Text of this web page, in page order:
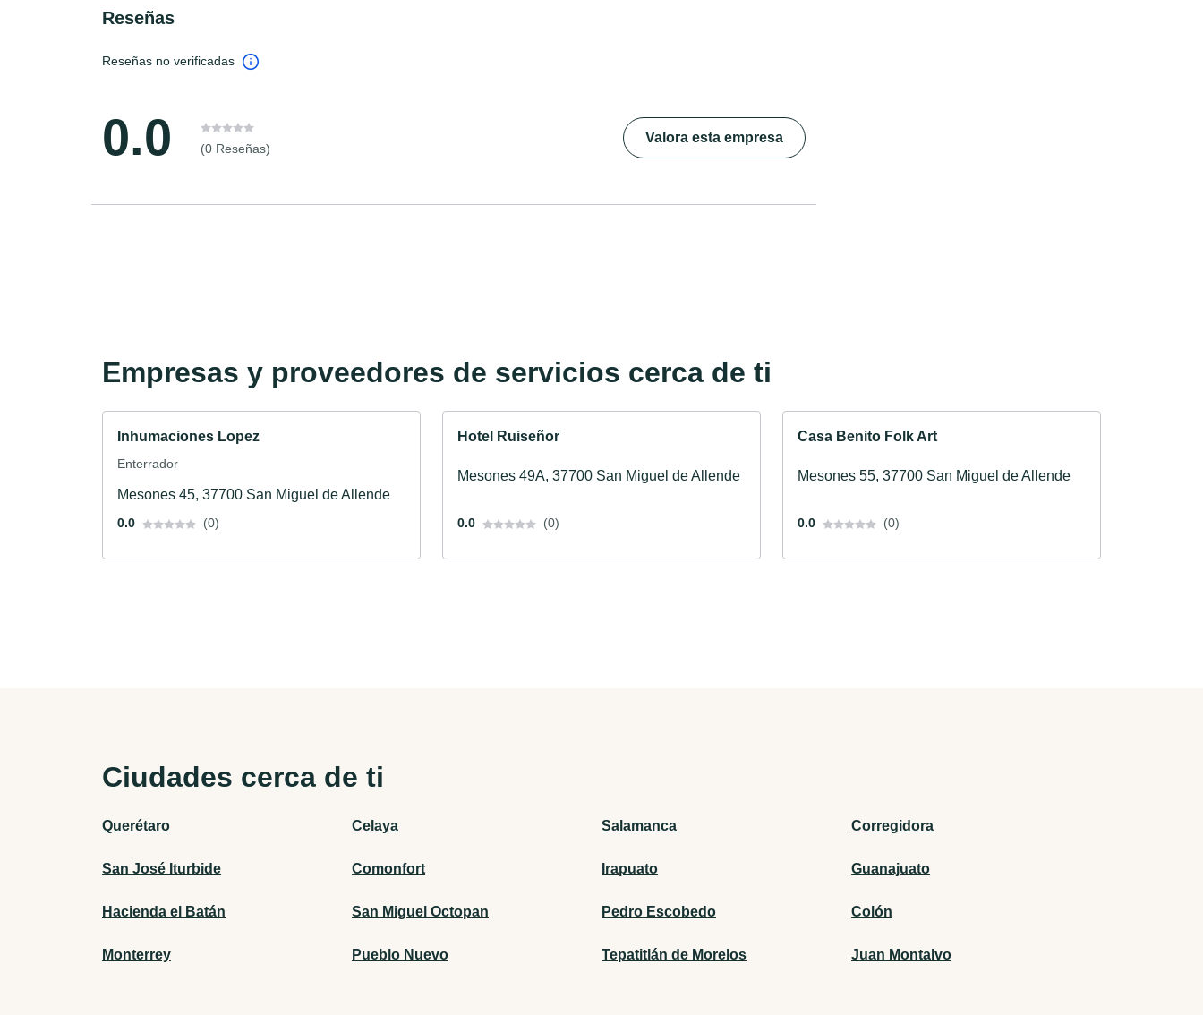
Reseñas
Reseñas no verificadas
0.0 (0 Reseñas)
Valora esta empresa
Empresas y proveedores de servicios cerca de ti
Inhumaciones Lopez
Enterrador
Mesones 45, 37700 San Miguel de Allende
0.0 (0)
Hotel Ruiseñor
Mesones 49A, 37700 San Miguel de Allende
0.0 (0)
Casa Benito Folk Art
Mesones 55, 37700 San Miguel de Allende
0.0 (0)
Ciudades cerca de ti
Querétaro Celaya Salamanca Corregidora
San José Iturbide Comonfort Irapuato Guanajuato
Hacienda el Batán San Miguel Octopan Pedro Escobedo Colón
Monterrey Pueblo Nuevo Tepatitlán de Morelos Juan Montalvo